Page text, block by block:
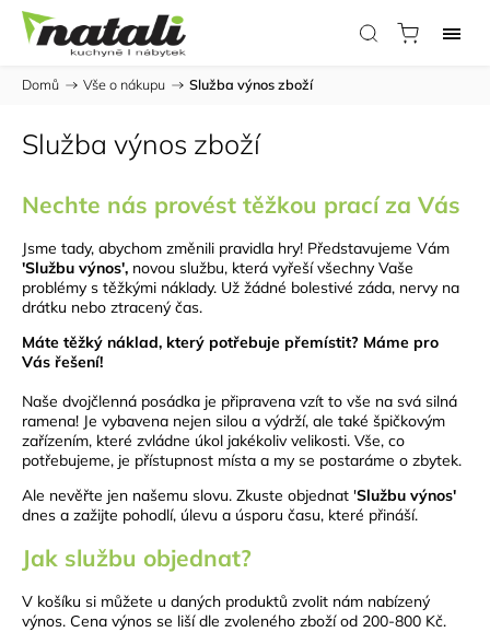
Domů / Vše o nákupu / Služba výnos zboží
Služba výnos zboží
Nechte nás provést těžkou prací za Vás
Jsme tady, abychom změnili pravidla hry! Představujeme Vám
'Službu výnos', novou službu, která vyřeší všechny Vaše
problémy s těžkými náklady. Už žádné bolestivé záda, nervy na
drátku nebo ztracený čas.
Máte těžký náklad, který potřebuje přemístit? Máme pro
Vás řešení!
Naše dvojčlenná posádka je připravena vzít to vše na svá silná
ramena! Je vybavena nejen silou a výdrží, ale také špičkovým
zařízením, které zvládne úkol jakékoliv velikosti. Vše, co
potřebujeme, je přístupnost místa a my se postaráme o zbytek.
Ale nevěřte jen našemu slovu. Zkuste objednat 'Službu výnos'
dnes a zažijte pohodlí, úlevu a úsporu času, které přináší.
Jak službu objednat?
V košíku si můžete u daných produktů zvolit nám nabízený
výnos. Cena výnos se liší dle zvoleného zboží od 200-800 Kč.